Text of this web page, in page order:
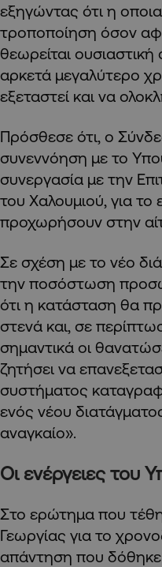
εξηγώντας ότι η
τροποποίηση όσον
θεωρείται ουσιαστική
αρκετά μεγαλύτερο
εξεταστεί και να
Πρόσθεσε ότι, ο
συνεννόηση με το
συνεργασία με την
του Χαλουμιού, για
προχωρήσουν στην
Σε σχέση με το νέο
την ποσόστωση
ότι η κατάσταση θα
στενά και, σε
σημαντικά οι
ζητήσει να
συστήματος
ενός νέου
αναγκαίο».
Οι ενέργειες του
Στο ερώτημα που
Γεωργίας για το
απάντηση που